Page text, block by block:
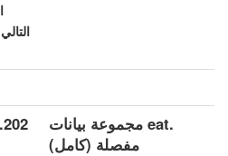
.eat مجموعة بيانات
مفصلة (كامل)